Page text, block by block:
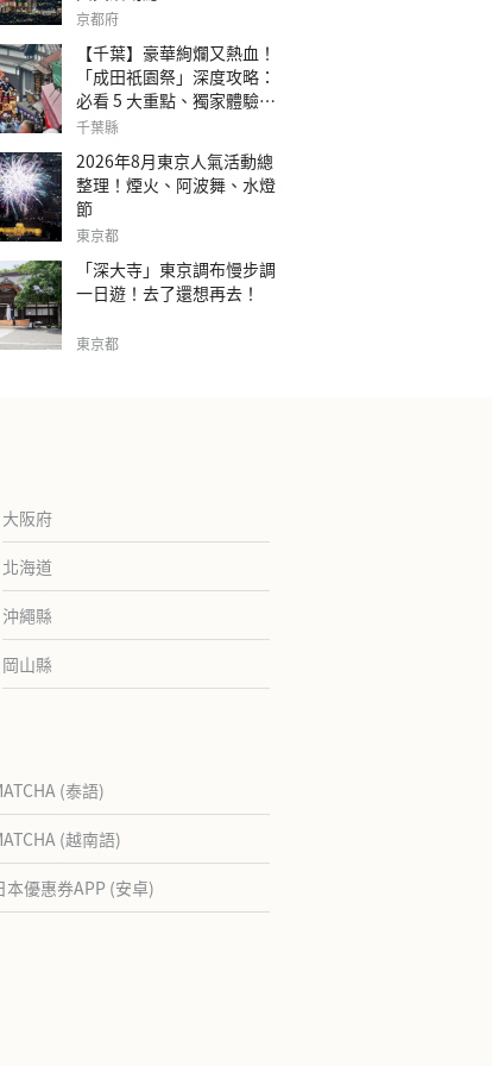
京都府
【千葉】豪華絢爛又熱血！
「成田祇園祭」深度攻略：
必看 5 大重點、獨家體驗指
南
千葉縣
2026年8月東京人氣活動總
整理！煙火、阿波舞、水燈
節
東京都
「深大寺」東京調布慢步調
一日遊！去了還想再去！
東京都
大阪府
北海道
沖繩縣
岡山縣
(泰語)
(越南語)
本優惠券APP (安卓)